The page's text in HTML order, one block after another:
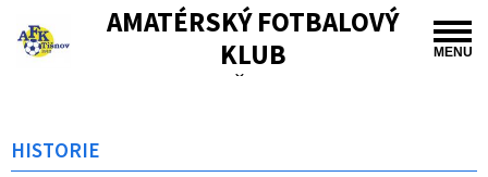
MENU
AMATÉRSKÝ FOTBALOVÝ
KLUB
TIŠNOV
HISTORIE